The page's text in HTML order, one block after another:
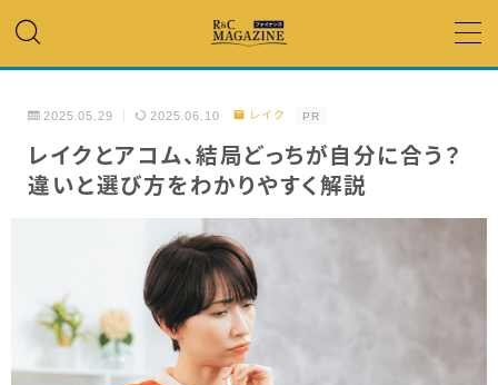
アコム・レイク・ プロミス
銀行カードローン
「低金利」 で借りたい
2025.05.29 2025.06.10 レイク PR
レイクとアコム、結局どっちが自分に合う？
違いと選び方をわかりやすく解説